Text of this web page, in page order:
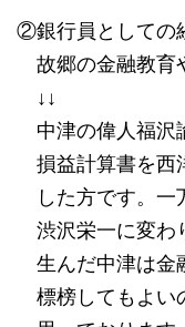
②銀行員としての
故郷の金融教育
↓↓
中津の偉人福沢
損益計算書を西
した方です。一
渋沢栄一に変わ
生んだ中津は金
標榜してもよい